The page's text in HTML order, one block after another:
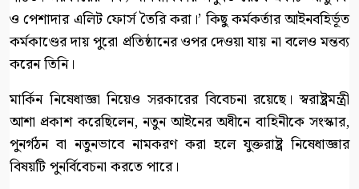
ও পেশাদার এলিট ফোর্স তৈরি করা।’ কিছু কর্মকর্তার আইনবহির্ভূত
কর্মকাণ্ডের দায় পুরো প্রতিষ্ঠানের ওপর দেওয়া যায় না বলেও মন্তব্য
করেন তিনি।
মার্কিন নিষেধাজ্ঞা নিয়েও সরকারের বিবেচনা রয়েছে। স্বরাষ্ট্রমন্ত্রী
আশা প্রকাশ করেছিলেন, নতুন আইনের অধীনে বাহিনীকে সংস্কার,
পুনর্গঠন বা নতুনভাবে নামকরণ করা হলে যুক্তরাষ্ট্র নিষেধাজ্ঞার
বিষয়টি পুনর্বিবেচনা করতে পারে।